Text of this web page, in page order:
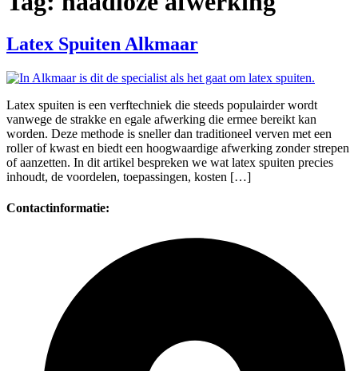
Latex Spuiten Alkmaar
Latex spuiten is een verftechniek die steeds populairder wordt
vanwege de strakke en egale afwerking die ermee bereikt kan
worden. Deze methode is sneller dan traditioneel verven met een
roller of kwast en biedt een hoogwaardige afwerking zonder strepen
of aanzetten. In dit artikel bespreken we wat latex spuiten precies
inhoudt, de voordelen, toepassingen, kosten […]
Contactinformatie: